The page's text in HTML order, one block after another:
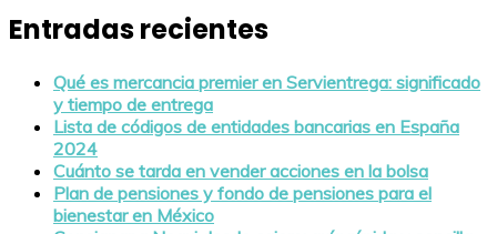
Entradas recientes
Qué es mercancia premier en Servientrega: significado
y tiempo de entrega
Lista de códigos de entidades bancarias en España
2024
Cuánto se tarda en vender acciones en la bolsa
Plan de pensiones y fondo de pensiones para el
bienestar en México